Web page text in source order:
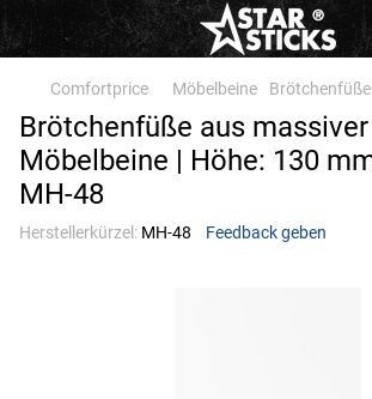
Comfortprice Möbelbeine
Brötchenfüße aus massiver
Möbelbeine | Höhe: 130
МН-48
Herstellerkürzel: МН-48 Feedback geben